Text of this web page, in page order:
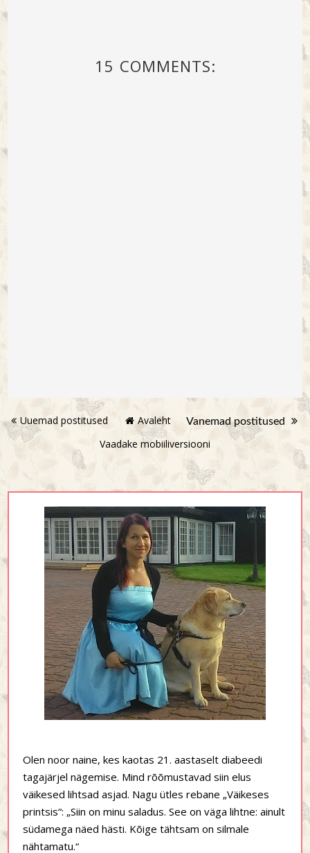
15 COMMENTS:
Uuemad postitused Vanemad postitused
Avaleht
Vaadake mobiiliversiooni
Olen noor naine, kes kaotas 21. aastaselt diabeedi
tagajärjel nägemise. Mind rõõmustavad siin elus
väikesed lihtsad asjad. Nagu ütles rebane „Väikeses
printsis“: „Siin on minu saladus. See on väga lihtne: ainult
südamega näed hästi. Kõige tähtsam on silmale
nähtamatu.“